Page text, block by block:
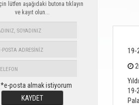
lütfen aşağıdaki butona tıklayın
ve kayıt olun...
*e-posta almak istiyorum
KAYDET
19-
19-